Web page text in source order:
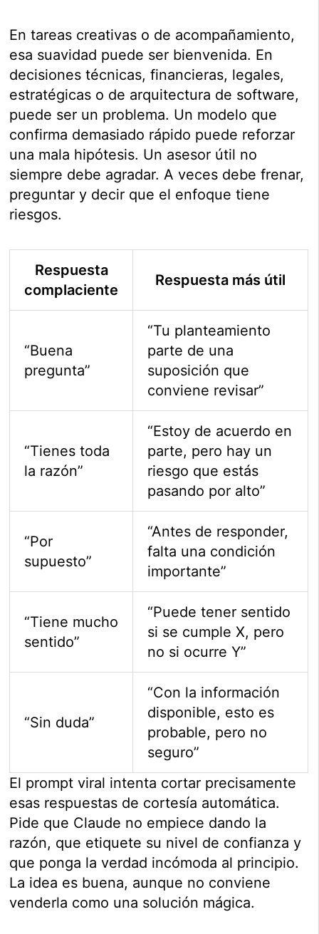
En tareas creativas o de acompañamiento,
esa suavidad puede ser bienvenida. En
decisiones técnicas, financieras, legales,
estratégicas o de arquitectura de software,
puede ser un problema. Un modelo que
confirma demasiado rápido puede reforzar
una mala hipótesis. Un asesor útil no
siempre debe agradar. A veces debe frenar,
preguntar y decir que el enfoque tiene
riesgos.
Respuesta
complaciente
Respuesta más útil
“Buena
pregunta”
“Tu planteamiento
parte de una
suposición que
conviene revisar”
“Tienes toda
la razón”
“Estoy de acuerdo en
parte, pero hay un
riesgo que estás
pasando por alto”
“Por
supuesto”
“Antes de responder,
falta una condición
importante”
“Tiene mucho
sentido”
“Puede tener sentido
si se cumple X, pero
no si ocurre Y”
“Sin duda”
“Con la información
disponible, esto es
probable, pero no
seguro”
El prompt viral intenta cortar precisamente
esas respuestas de cortesía automática.
Pide que Claude no empiece dando la
razón, que etiquete su nivel de confianza y
que ponga la verdad incómoda al principio.
La idea es buena, aunque no conviene
venderla como una solución mágica.